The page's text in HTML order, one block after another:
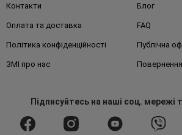
Контакти Блог
Оплата та доставка FAQ
Політика конфіденційності Публічна
ЗМІ про нас
Підписуйтесьна наші соц. мережі